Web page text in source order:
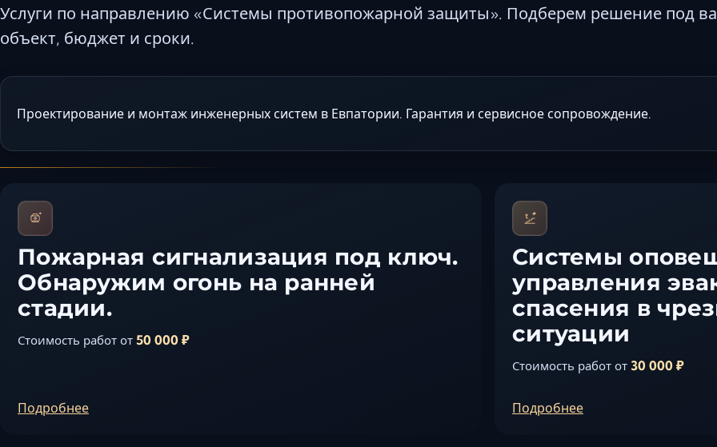
Услуги по направлению «Системы противопожарной защиты». Подберем решение под
объект, бюджет и сроки.
Проектирование и монтаж инженерных систем в Евпатории. Гарантия и сервисное сопровождение.
Пожарная сигнализация под ключ.
Обнаружим огонь на ранней
стадии.
Стоимость работ от 50 000 ₽
Подробнее
Системы
управления
спасения в
ситуации
Стоимость работ от 30 000 ₽
Подробнее